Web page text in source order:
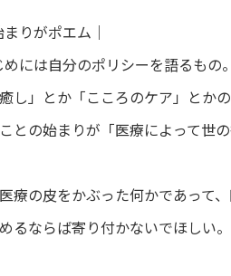
まりがポエム｜
には自分のポリシーを語るもの。
し」とか「こころのケア」とか
との始まりが「医療によって世
療の皮をかぶった何かであって
るならば寄り付かないでほしい。